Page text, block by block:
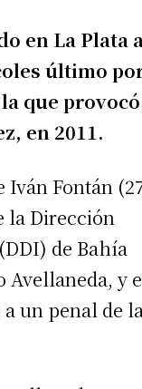
en La Plata
último
que
en 2011.
Fontán
la Dirección
de Bahía
Avellaneda, y
un penal de